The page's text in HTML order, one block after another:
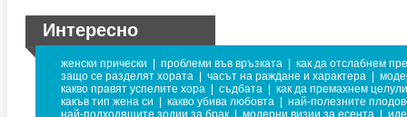
Интересно
женски прически проблеми във връзката
как да отслабнем
защо се разделят хората
часът на раждане и характера
какво правят успелите хора
съдбата
как да премахнем
какъв тип жена си
какво убива любовта
най-полезните
най-подходящите зодии за брак
модерни визии за есента